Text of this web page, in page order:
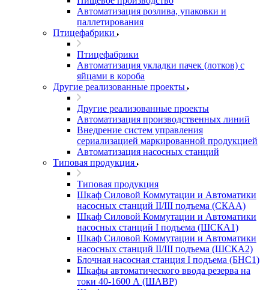
Автоматизация розлива, упаковки и
паллетирования
Птицефабрики
Птицефабрики
Автоматизация укладки пачек (лотков) с
яйцами в короба
Другие реализованные проекты
Другие реализованные проекты
Автоматизация производственных линий
Внедрение систем управления
сериализацией маркированной продукцией
Автоматизация насосных станций
Типовая продукция
Типовая продукция
Шкаф Силовой Коммутации и Автоматики
насосных станций II/III подъема (СКАА)
Шкаф Силовой Коммутации и Автоматики
насосных станций I подъема (ШСКА1)
Шкаф Силовой Коммутации и Автоматики
насосных станций II/III подъема (ШСКА2)
Блочная насосная станция I подъема (БНС1)
Шкафы автоматического ввода резерва на
токи 40-1600 А (ШАВР)